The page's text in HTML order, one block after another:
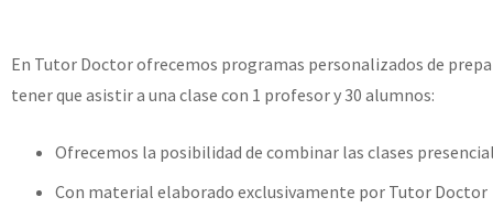
En Tutor Doctor ofrecemos programas personalizados de
tener que asistir a una clase con 1 profesor y 30 alumnos:
Ofrecemos la posibilidad de combinar las clases
Con material elaborado exclusivamente por Tutor Doctor